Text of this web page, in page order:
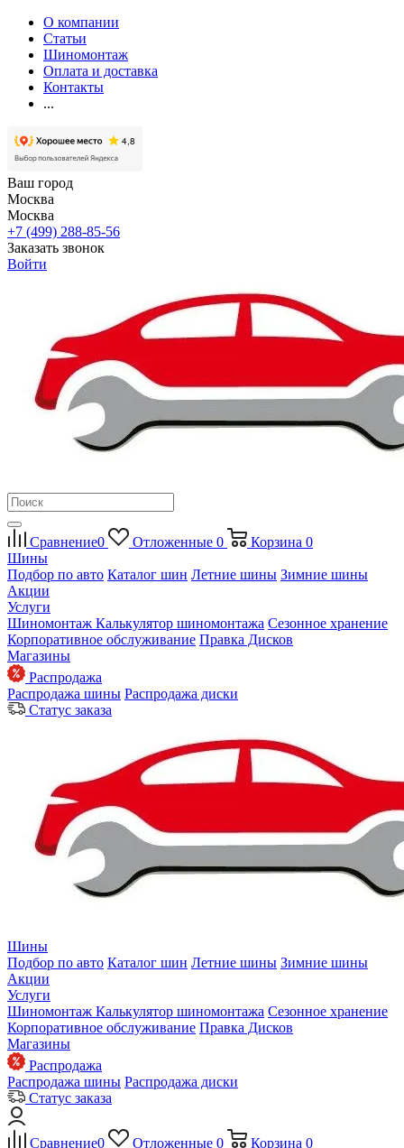
О компании
Статьи
Шиномонтаж
Оплата и доставка
Контакты
...
Ваш город
Москва
Москва
+7 (499) 288-85-56
Заказать звонок
Войти
Сравнение0 Отложенные 0 Корзина 0
Шины
Подбор по авто Каталог шин Летние шины Зимние шины
Акции
Услуги
Шиномонтаж Калькулятор шиномонтажа Сезонное хранение
Корпоративное обслуживание Правка Дисков
Магазины
Распродажа
Распродажа шины Распродажа диски
Статус заказа
Шины
Подбор по авто Каталог шин Летние шины Зимние шины
Акции
Услуги
Шиномонтаж Калькулятор шиномонтажа Сезонное хранение
Корпоративное обслуживание Правка Дисков
Магазины
Распродажа
Распродажа шины Распродажа диски
Статус заказа
Сравнение0 Отложенные 0 Корзина 0